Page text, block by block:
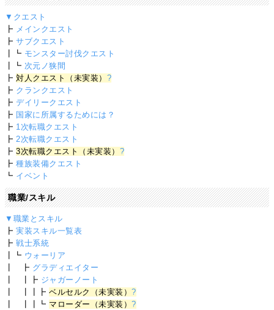
▼クエスト
┣ メインクエスト
┣サブクエスト
┃┗ モンスター討伐クエスト
┃┗ 次元ノ狭間
┣対人クエスト（未実装） ?
┣ クランクエスト
┣デイリークエスト
┣ 国家に所属するためには？
┣ 1次転職クエスト
┣2次転職クエスト
┣3次転職クエスト（未実装） ?
┣種族装備クエスト
┗ イベント
職業/スキル
▼職業とスキル
┣実装スキル一覧表
┣戦士系統
┃┗ ウォーリア
┃ ┣ グラディエイター
┃ ┃┣ ジャガーノート
┃ ┃┃┣ベルセルク（未実装）?
┃ ┃┃┗ マローダー（未実装）?